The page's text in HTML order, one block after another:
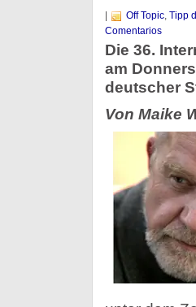
Off Topic, Tipp
Comentarios
Die 36.
am
deutscher
Von Maike